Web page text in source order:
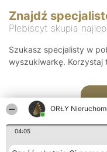
ORŁY
04:05
Znajdź
Plebiscyt skupia
Szukasz specjalisty w
wyszukiwarkę. Korzystaj